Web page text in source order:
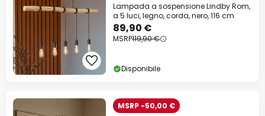
Lampada a sospensione Lindby Rom,
a 5 luci, legno, corda, nero, 116 cm
89,90 €
MSRP119,90 €
Disponibile
MSRP -50,00 €